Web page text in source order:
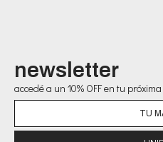
newsletter
accedé a un 10% OFF en tu